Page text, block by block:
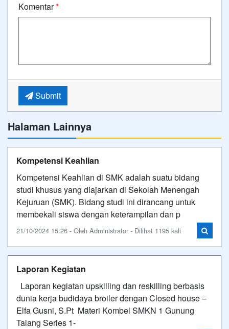
Komentar*
Submit
Halaman Lainnya
Kompetensi Keahlian
Kompetensi Keahlian di SMK adalah suatu bidang
studi khusus yang diajarkan di Sekolah Menengah
Kejuruan (SMK). Bidang studi ini dirancang untuk
membekali siswa dengan keterampilan dan p
21/10/2024 15:26 - Oleh Administrator - Dilihat 1195 kali
Laporan Kegiatan
Laporan kegiatan upskilling dan reskilling berbasis
dunia kerja budidaya broiler dengan Closed house –
Elfa Gusni, S.Pt Materi Kombel SMKN 1 Gunung
Talang Series 1-